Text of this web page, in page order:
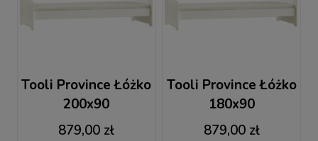
Tooli Province Łóżko
200x90
879,00 zł
Tooli Province Łóżko
180x90
879,00 zł